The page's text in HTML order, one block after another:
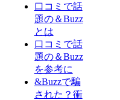
口コミで話
題の＆Buzz
とは
口コミで話
題の＆Buzz
を参考に
&Buzzで騙
された？衝